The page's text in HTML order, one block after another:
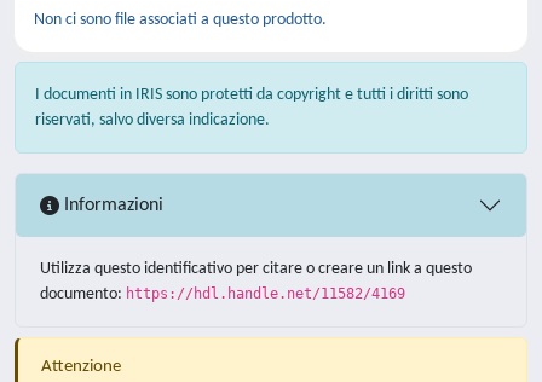
Non ci sono file associati a questo prodotto.
I documenti in IRIS sono protetti da copyright e tutti i diritti sono
riservati, salvo diversa indicazione.
Informazioni
Utilizza questo identificativo per citare o creare un link a questo
documento: https://hdl.handle.net/11582/4169
Attenzione